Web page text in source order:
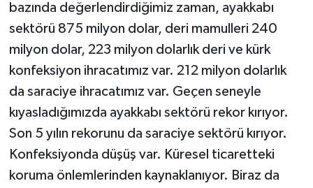
bazında değerlendirdiğimiz zaman, ayakkabı
sektörü 875 milyon dolar, deri mamulleri 240
milyon dolar, 223 milyon dolarlık deri ve kürk
konfeksiyon ihracatımız var. 212 milyon dolarlık
da saraciye ihracatımız var. Geçen seneyle
kıyasladığımızda ayakkabı sektörü rekor kırıyor.
Son 5 yılın rekorunu da saraciye sektörü kırıyor.
Konfeksiyonda düşüş var. Küresel ticaretteki
koruma önlemlerinden kaynaklanıyor. Biraz da